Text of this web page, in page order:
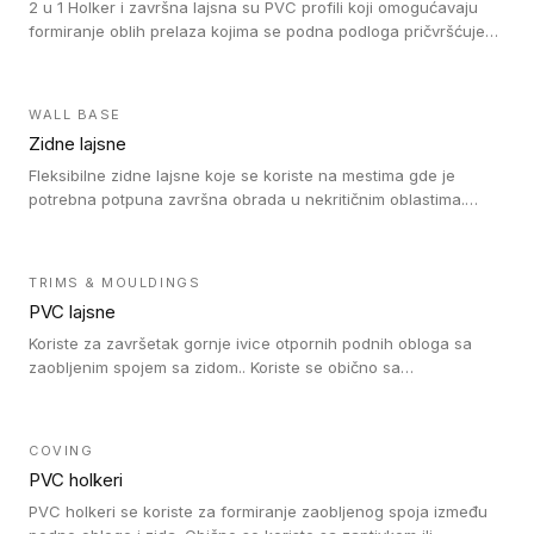
2 u 1 Holker i završna lajsna su PVC profili koji omogućavaju
formiranje oblih prelaza kojima se podna podloga pričvršćuje
WALL BASE
Zidne lajsne
Fleksibilne zidne lajsne koje se koriste na mestima gde je
potrebna potpuna završna obrada u nekritičnim oblastima.
TRIMS & MOULDINGS
PVC lajsne
Koriste za završetak gornje ivice otpornih podnih obloga sa
zaobljenim spojem sa zidom.. Koriste se obično sa
rešenje).
COVING
PVC holkeri
PVC holkeri se koriste za formiranje zaobljenog spoja između